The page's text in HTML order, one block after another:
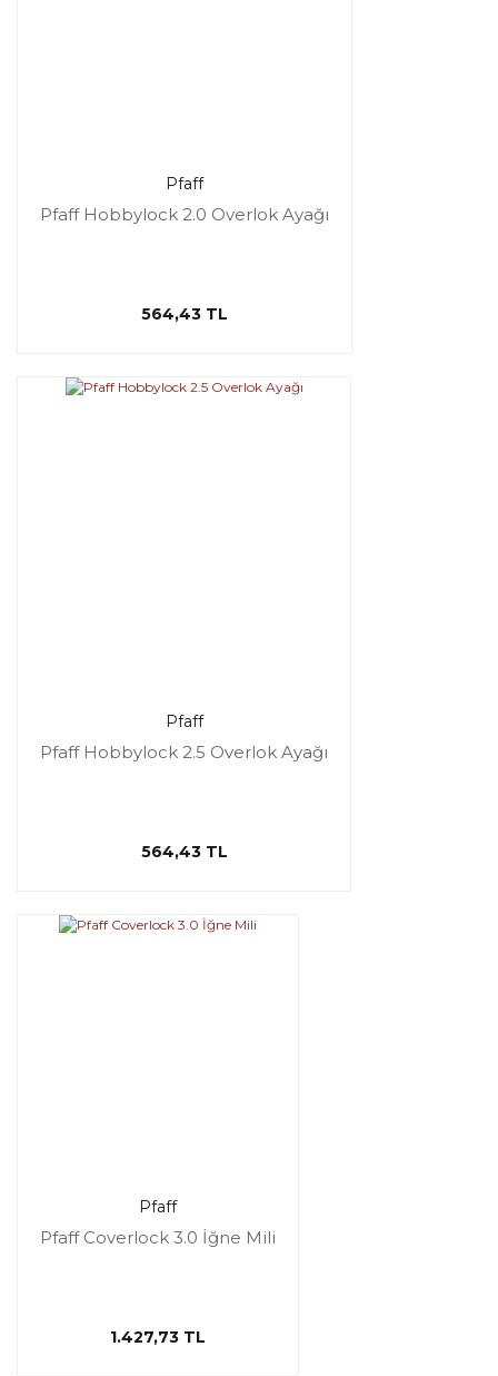
Pfaff
Pfaff Hobbylock 2.0 Overlok Ayağı
564,43 TL
Pfaff
Pfaff Hobbylock 2.5 Overlok Ayağı
564,43 TL
Pfaff
Pfaff Coverlock 3.0 İğne Mili
1.427,73 TL